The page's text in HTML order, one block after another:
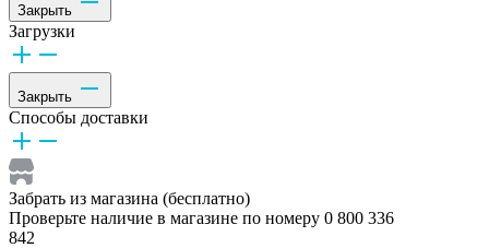
Закрыть
Загрузки
Закрыть
Способы доставки
Забрать из магазина (бесплатно)
Проверьте наличие в магазине по номеру 0 800 336
842